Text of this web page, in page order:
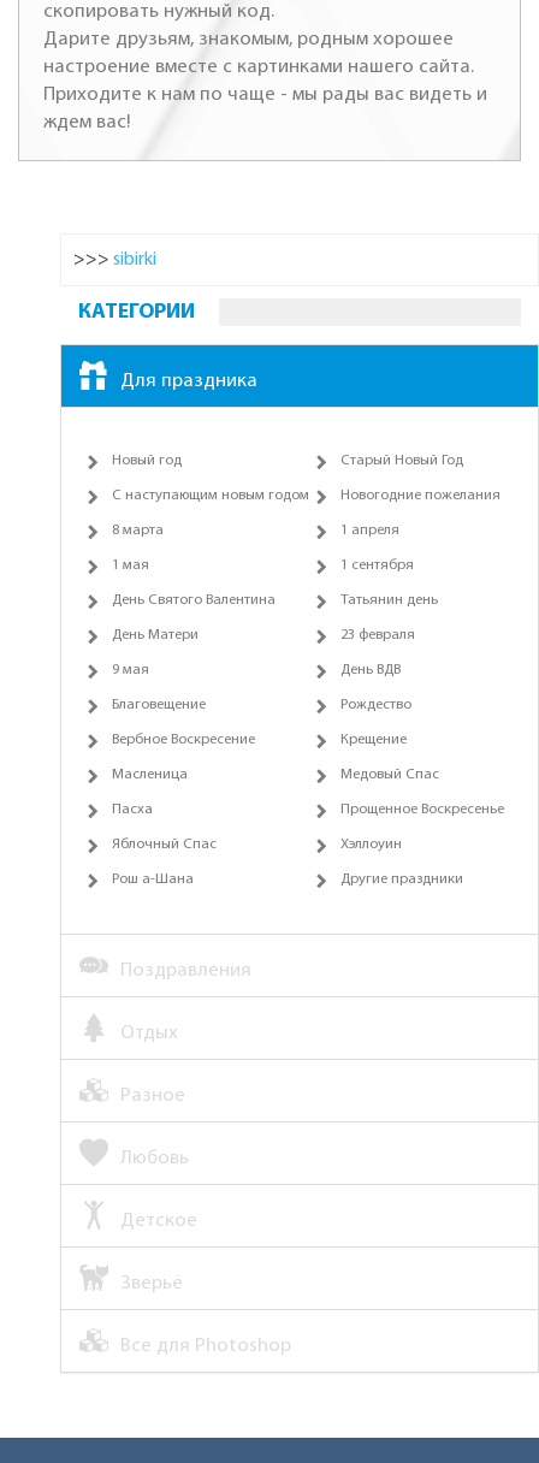
скопировать нужный код.
Дарите друзьям, знакомым, родным хорошее
настроение вместе с картинками нашего сайта.
Приходите к нам по чаще - мы рады вас видеть и
ждем вас!
>>> sibirki
КАТЕГОРИИ
Для праздника
Новый год Старый Новый Год
С наступающим новым годом Новогодние пожелания
8 марта 1 апреля
1 мая 1 сентября
День Святого Валентина Татьянин день
День Матери 23 февраля
9 мая День ВДВ
Благовещение Рождество
Вербное Воскресение Крещение
Масленица Медовый Спас
Пасха Прощенное Воскресенье
Яблочный Спас Хэллоуин
Рош а-Шана Другие праздники
Поздравления
Отдых
Разное
Любовь
Детское
Зверьё
Все для Photoshop